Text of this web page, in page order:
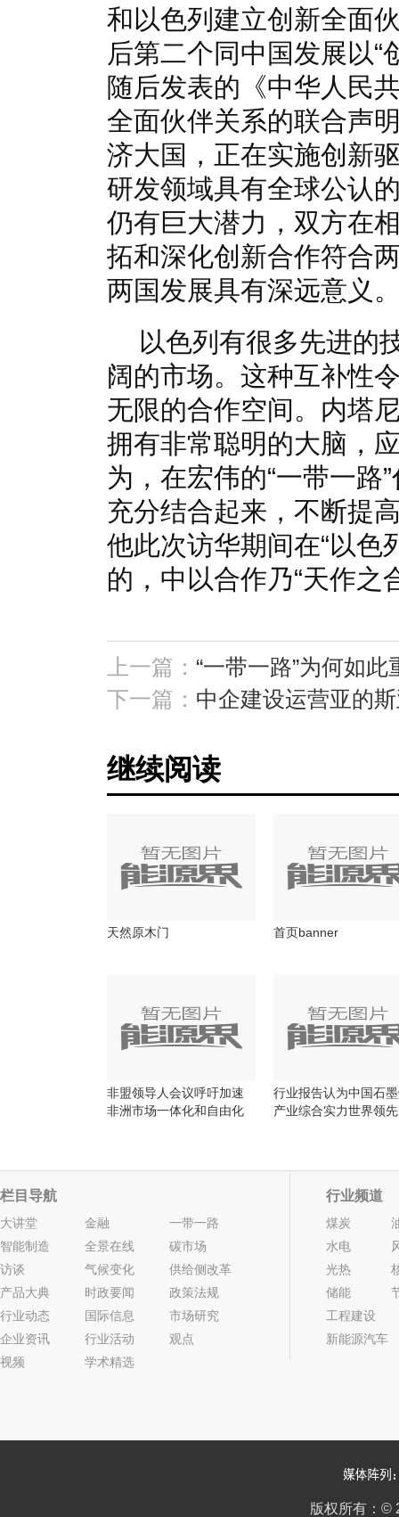
和以色列建立创新全面
后第二个同中国发展以“
随后发表的《中华人民
全面伙伴关系的联合声
济大国，正在实施创新
研发领域具有全球公认
仍有巨大潜力，双方在
拓和深化创新合作符合
两国发展具有深远意义
以色列有很多先进的
阔的市场。这种互补性
无限的合作空间。内塔
拥有非常聪明的大脑，
为，在宏伟的“一带一路
充分结合起来，不断提
他此次访华期间在“以色
的，中以合作乃“天作之
上一篇： “一带一路”为何如此
下一篇： 中企建设运营亚的
继续阅读
天然原木门 首页banner
非盟领导人会议呼吁加速
非洲市场一体化和自由化
行业报告认为中国石
产业综合实力世界领先
栏目导航
大讲堂 金融
一带一路
智能制造
全景在线
碳市场
访谈
气候变化
供给侧改革
产品大典
时政要闻
政策法规
行业动态
国际信息
市场研究
企业资讯
行业活动
观点
视频
学术精选
行业频道
煤炭
水电
光热
储能
工程建设
新能源汽车
版权所有： ©